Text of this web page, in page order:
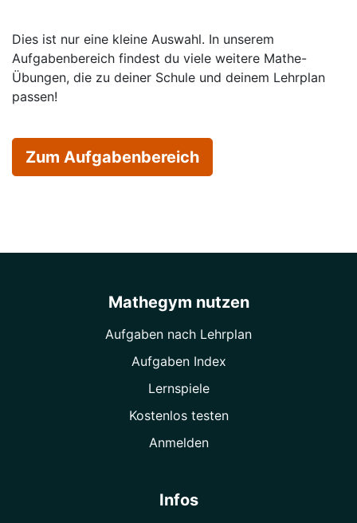
Dies ist nur eine kleine Auswahl. In unserem
Aufgabenbereich findest du viele weitere Mathe-
Übungen, die zu deiner Schule und deinem Lehrplan
passen!
Zum Aufgabenbereich
Mathegym nutzen
Aufgaben nach Lehrplan
Aufgaben Index
Lernspiele
Kostenlos testen
Anmelden
Infos